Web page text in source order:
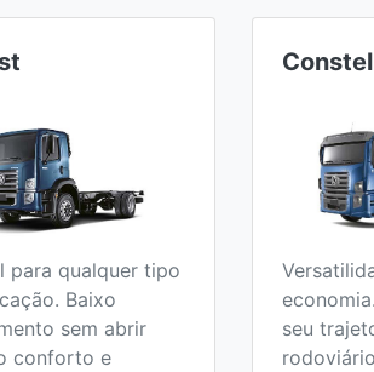
para qualquer tipo
Baixo
sem abrir
conforto e
seu